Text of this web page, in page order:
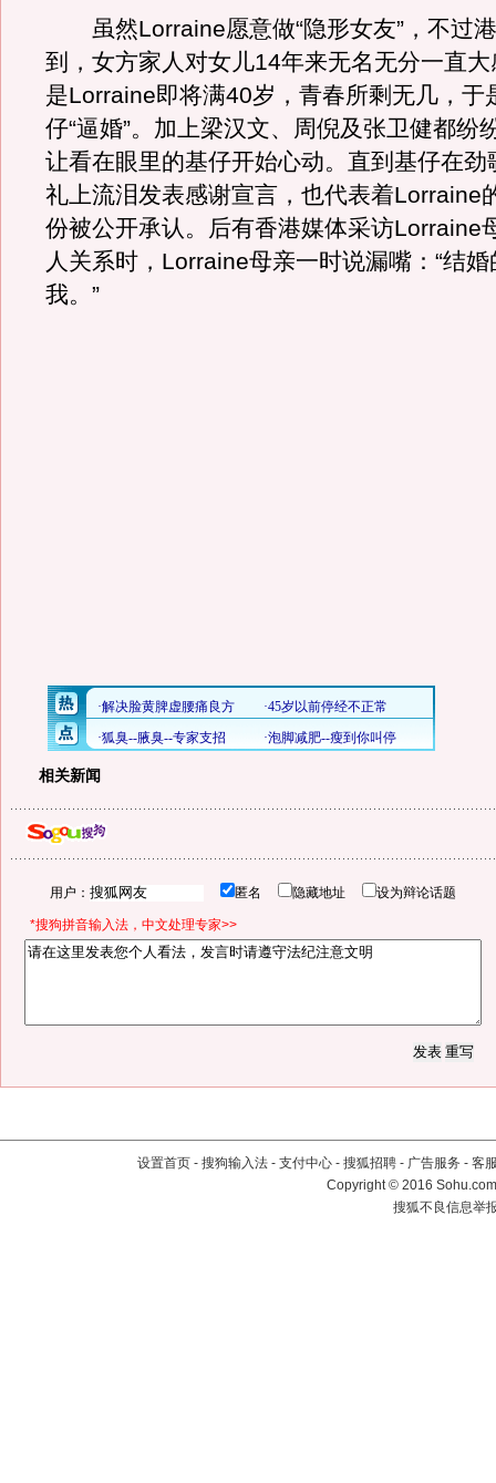
虽然Lorraine愿意做“隐形女友”，不过
到，女方家人对女儿14年来无名无分一直
是Lorraine即将满40岁，青春所剩无几，于
仔“逼婚”。加上梁汉文、周倪及张卫健都纷
让看在眼里的基仔开始心动。直到基仔在劲
礼上流泪发表感谢宣言，也代表着Lorraine
份被公开承认。后有香港媒体采访Lorraine
人关系时，Lorraine母亲一时说漏嘴：“结
我。”
相关新闻
用户： 匿名 隐藏地址 设为辩论话题
*搜狗拼音输入法，中文处理专家>>
设置首页 - 搜狗输入法 - 支付中心 - 搜狐招聘 - 广告服务 - 客
Copyright©2016
搜狐不良信息举